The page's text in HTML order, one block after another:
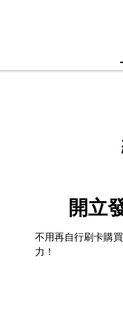
開立
不用再自行刷卡購
力！